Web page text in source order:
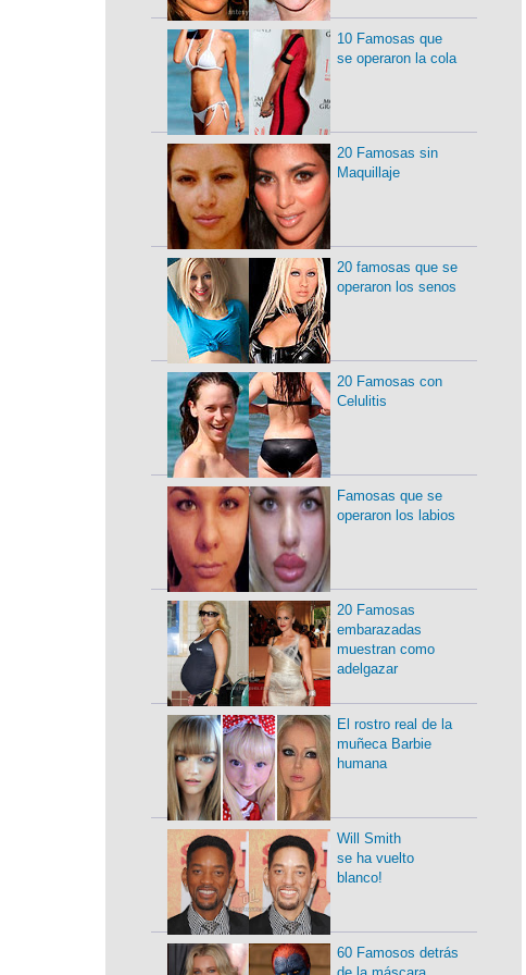
10 Famosas que
se operaron la cola
20 Famosas sin
Maquillaje
20 famosas que se
operaron los senos
20 Famosas con
Celulitis
Famosas que se
operaron los labios
20 Famosas
embarazadas
muestran como
adelgazar
El rostro real de la
muñeca Barbie
humana
Will Smith
se ha vuelto
blanco!
60 Famosos detrás